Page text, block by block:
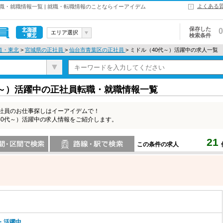
・就職情報一覧 | 就職・転職情報のことならイーアイデム よくある
北海道・東
北
エリア選択
保存した
検索条件
0
・東北 > 宮城県の正社員 > 仙台市青葉区の正社員 > ミドル（40代～）活躍中の求人一覧
）活躍中の正社員転職・就職情報一覧
のお仕事探しはイーアイデムで！
～）活躍中の求人情報をご紹介します。
この条件の求人 21